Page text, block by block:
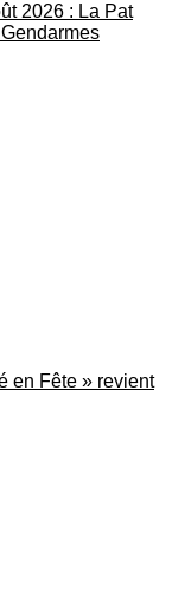
2026 : La Pat
en Fête » revient